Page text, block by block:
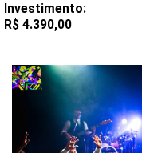
Investimento:
R$ 4.390,00